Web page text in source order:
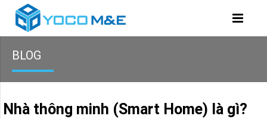
BLOG
Nhà thông minh (Smart Home) là gì?